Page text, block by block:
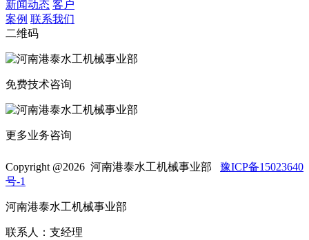
新闻动态 客户
案例 联系我们
二维码
免费技术咨询
更多业务咨询
Copyright @2026 河南港泰水工机械事业部 豫ICP备15023640
号-1
河南港泰水工机械事业部
联系人：支经理